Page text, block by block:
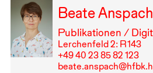
Beate Anspach
Publikationen /
Lerchenfeld 2: R⁠ ⁠143
+49⁠ ⁠40⁠ ⁠23⁠ ⁠85⁠ ⁠82⁠ ⁠123